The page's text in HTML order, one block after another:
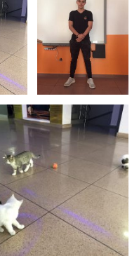
Bizden
Görüntüler
Bizden Görüntüler